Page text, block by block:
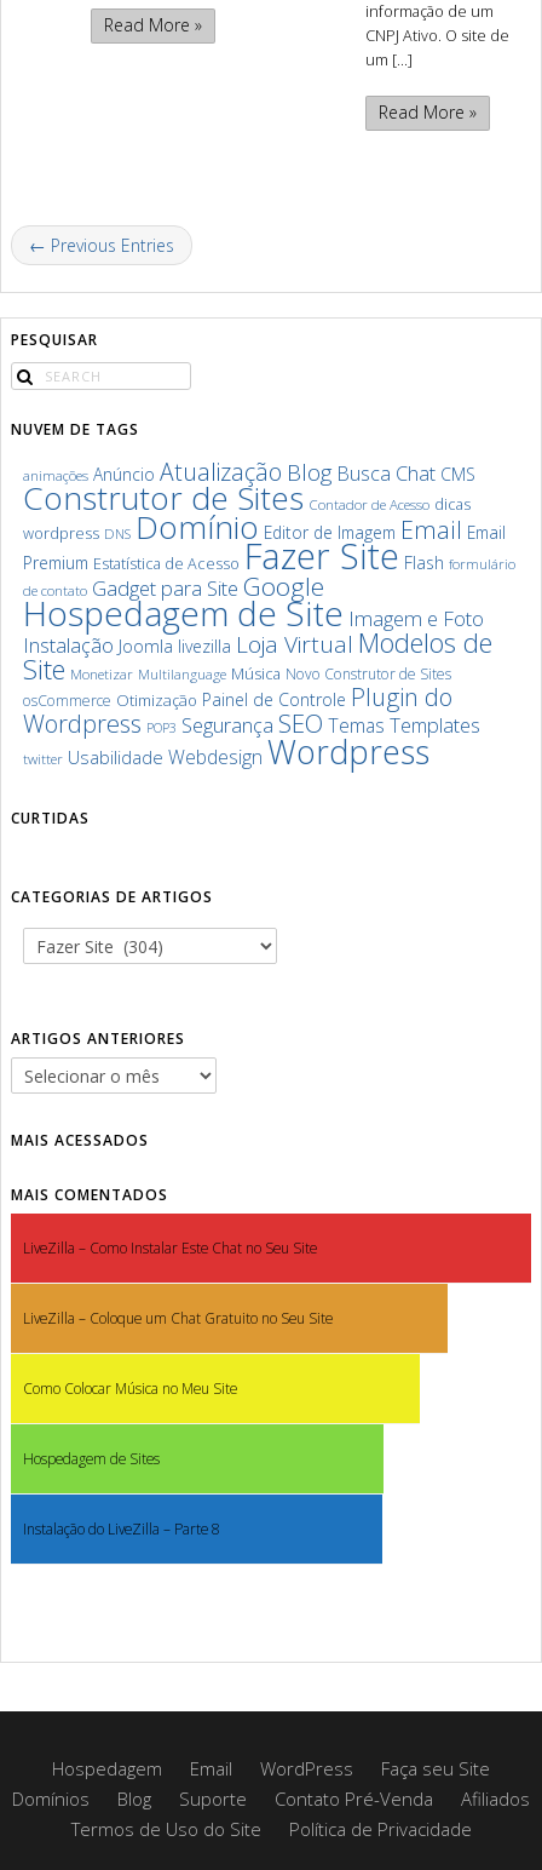
Read More »
informação de um
CNPJ Ativo. O site de
um [...]
Read More »
← Previous Entries
PESQUISAR
NUVEM DE TAGS
animações Anúncio Atualização Blog Busca Chat CMS
Construtor de Sites Contador de Acesso dicas
wordpress DNS Domínio Editor de Imagem Email Email
Premium Estatística de Acesso Fazer Site Flash formulário
de contato Gadget para Site Google
Hospedagem de Site Imagem e Foto
Instalação Joomla livezilla Loja Virtual Modelos de
Site Monetizar Multilanguage Música Novo Construtor de Sites
osCommerce Otimização Painel de Controle Plugin do
Wordpress POP3 Segurança SEO Temas Templates
twitter Usabilidade Webdesign Wordpress
CURTIDAS
CATEGORIAS DE ARTIGOS
ARTIGOS ANTERIORES
MAIS ACESSADOS
MAIS COMENTADOS
LiveZilla – Como Instalar Este Chat no Seu Site
LiveZilla – Coloque um Chat Gratuito no Seu Site
Como Colocar Música no Meu Site
Hospedagem de Sites
Instalação do LiveZilla – Parte 8
Hospedagem Email WordPress
Faça seu Site
Domínios
Blog Suporte Contato Pré-Venda
Afiliados
Termos de Uso do Site
Política de Privacidade